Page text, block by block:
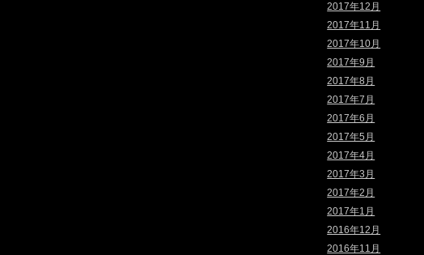
2017年12月
2017年11月
2017年10月
2017年9月
2017年8月
2017年7月
2017年6月
2017年5月
2017年4月
2017年3月
2017年2月
2017年1月
2016年12月
2016年11月